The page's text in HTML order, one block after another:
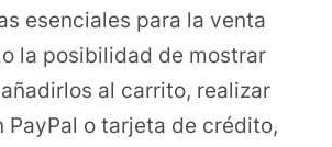
esenciales para la venta
la posibilidad de mostrar
al carrito, realizar
PayPal o tarjeta de crédito,